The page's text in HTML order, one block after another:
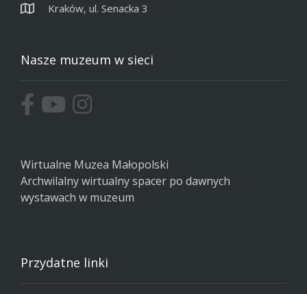
Kraków, ul. Senacka 3
Nasze muzeum w sieci
Wirtualne Muzea Małopolski
Archwilalny wirtualny spacer po dawnych
wystawach w muzeum
Przydatne linki